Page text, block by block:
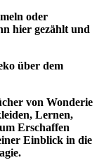
oder
hier gezählt und
über dem
von Wonderie
Lernen,
Erschaffen
Einblick in die